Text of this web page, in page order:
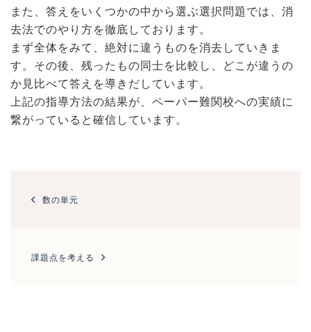
また、答えをいくつかの中から選ぶ選択問題では、消
去法でのやり方を徹底しております。
まず全体をみて、絶対に違うものを消去していきま
す。その後、残ったもの同士を比較し、どこが違うの
か見比べて答えを導きだしています。
上記の指導方法の結果が、ペーパー難関校への実績に
繋がっていると確信しています。
数の単元
課題点を考える